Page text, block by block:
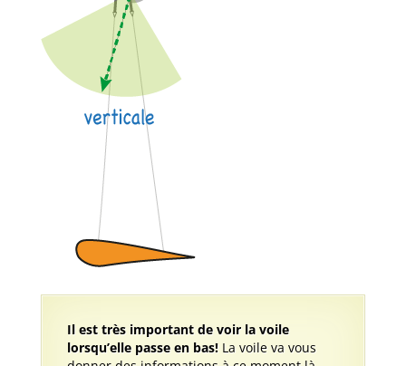
Il est très important de voir la voile
lorsqu’elle passe en bas!La voile va vous